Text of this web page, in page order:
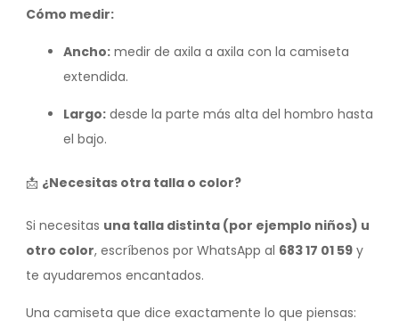
Cómo medir:
Ancho: medir de axila a axila con la camiseta
extendida.
Largo: desde la parte más alta del hombro hasta
el bajo.
📩 ¿Necesitas otra talla o color?
Si necesitas una talla distinta (por ejemplo niños) u
otro color, escríbenos por WhatsApp al 683 17 01 59 y
te ayudaremos encantados.
Una camiseta que dice exactamente lo que piensas: